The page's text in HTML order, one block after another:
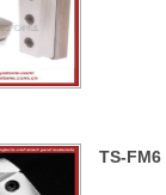
TS-FM6